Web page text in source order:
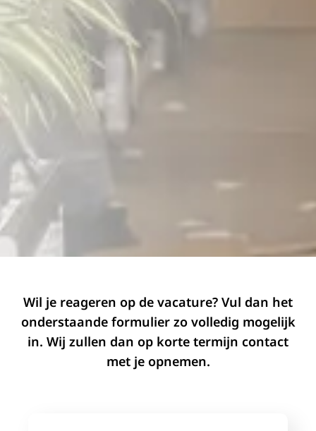
Wil je reageren op de vacature? Vul dan het
onderstaande formulier zo volledig mogelijk
in. Wij zullen dan op korte termijn contact
met je opnemen.